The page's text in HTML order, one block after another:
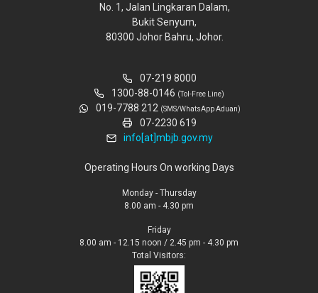
No. 1, Jalan Lingkaran Dalam,
Bukit Senyum,
80300 Johor Bahru, Johor.
07-219 8000
1300-88-0146 (Tol-Free Line)
019-7788 212 (SMS/WhatsApp Aduan)
07-2230 619
info[at]mbjb.gov.my
Operating Hours On working Days
Monday - Thursday
8.00 am - 4.30 pm
Friday
8.00 am - 12.15 noon / 2.45 pm - 4.30 pm
Total Visitors: